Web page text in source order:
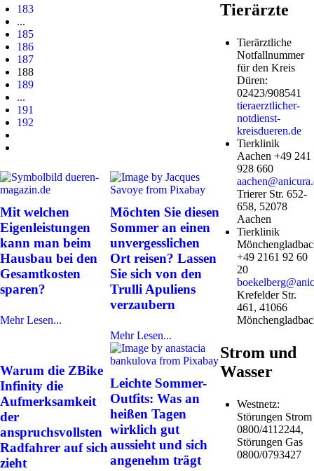
183
...
185
186
187
188
189
...
191
192
Mit welchen
Eigenleistungen
kann man beim
Hausbau bei den
Gesamtkosten
sparen?
Mehr Lesen...
Möchten Sie diesen
Sommer an einen
unvergesslichen
Ort reisen? Lassen
Sie sich von den
Trulli Apuliens
verzaubern
Mehr Lesen...
Warum die ZBike
Infinity die
Aufmerksamkeit
der
anspruchsvollsten
Radfahrer auf sich
zieht
Leichte Sommer-
Outfits: Was an
heißen Tagen
wirklich gut
aussieht und sich
angenehm trägt
Tierärzte
Tierärztliche
Notfallnummer
für den Kreis
Düren:
02423/908541
tieraerztlicher-
notdienst-
kreisdueren.de
Tierklinik
Aachen +49 241
928 660
Trierer Str. 652-
658, 52078
Aachen
Tierklinik
+49 2161 92 60
20
Krefelder Str.
461, 41066
Strom und
Wasser
Westnetz:
Störungen Strom
0800/4112244,
Störungen Gas
0800/0793427